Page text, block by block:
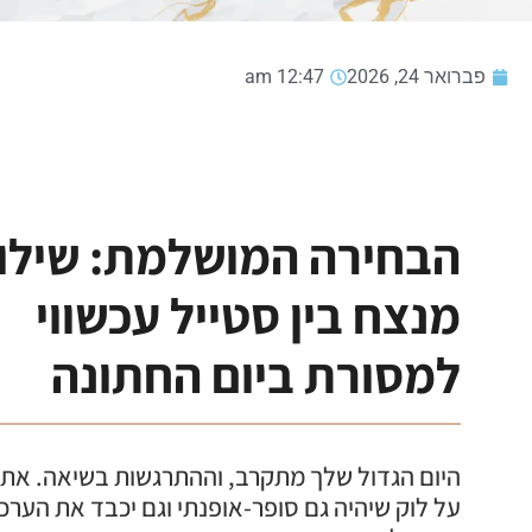
פברואר 24, 2026 12:47 am
הבחירה המושלמת:
מנצח בין סטייל עכשווי
למסורת ביום החתונה
היום הגדול שלך מתקרב, וההתרגשות בשיאה.
על לוק שיהיה גם סופר-אופנתי וגם יכבד את